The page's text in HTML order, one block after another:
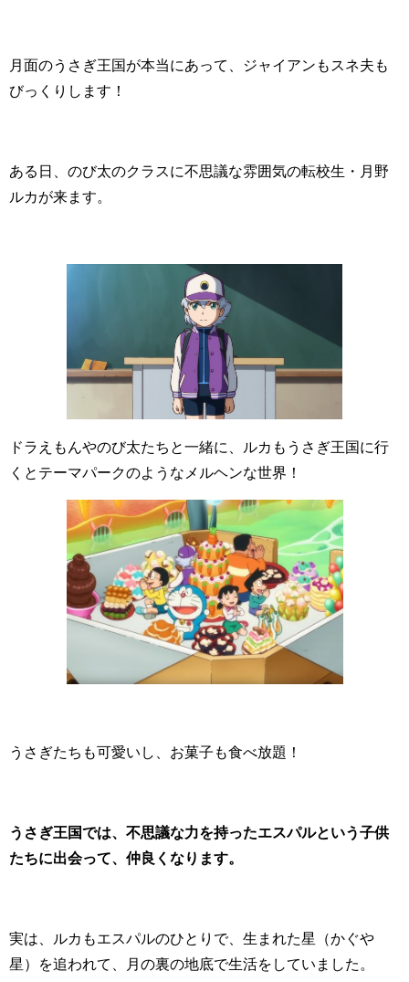
月面のうさぎ王国が本当にあって、ジャイアンもスネ夫も
びっくりします！
ある日、のび太のクラスに不思議な雰囲気の転校生・月野
ルカが来ます。
ドラえもんやのび太たちと一緒に、ルカもうさぎ王国に行
くとテーマパークのようなメルヘンな世界！
うさぎたちも可愛いし、お菓子も食べ放題！
うさぎ王国では、不思議な力を持ったエスパルという子供
たちに出会って、仲良くなります。
実は、ルカもエスパルのひとりで、生まれた星（かぐや
星）を追われて、月の裏の地底で生活をしていました。